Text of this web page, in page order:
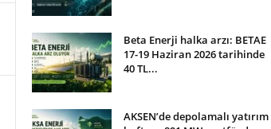
Beta Enerji halka arzı: BETAE
17-19 Haziran 2026 tarihinde
40 TL...
AKSEN’de depolamalı yatırım